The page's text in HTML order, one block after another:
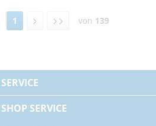
1 von 139
SERVICE
SHOP SERVICE